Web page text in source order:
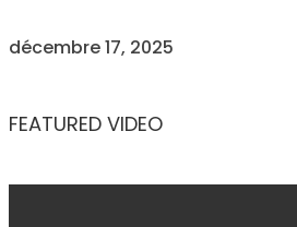
décembre 17, 2025
FEATURED VIDEO